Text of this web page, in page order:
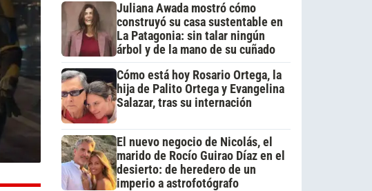
Juliana Awada mostró cómo
construyó su casa sustentable en
La Patagonia: sin talar ningún
árbol y de la mano de su cuñado
Cómo está hoy Rosario Ortega, la
hija de Palito Ortega y Evangelina
Salazar, tras su internación
El nuevo negocio de Nicolás, el
marido de Rocío Guirao Díaz en el
desierto: de heredero de un
imperio a astrofotógrafo